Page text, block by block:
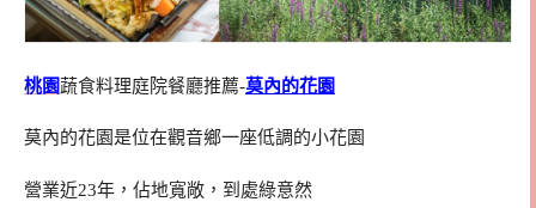
桃園蔬食料理庭院餐廳推薦-莫內的花園
莫內的花園是位在觀音鄉一座低調的小花園
營業近23年，佔地寬敞，到處綠意然